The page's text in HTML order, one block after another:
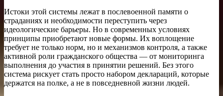
Истоки этой системы лежат в послевоенной памяти о
страданиях и необходимости переступить через
идеологические барьеры. Но в современных условиях
принципы приобретают новые формы. Их воплощение
требует не только норм, но и механизмов контроля, а также
активной роли гражданского общества — от мониторинга
выполнения до участия в принятии решений. Без этого
система рискует стать просто набором деклараций, которые
держатся на полке, а не в повседневной жизни людей.